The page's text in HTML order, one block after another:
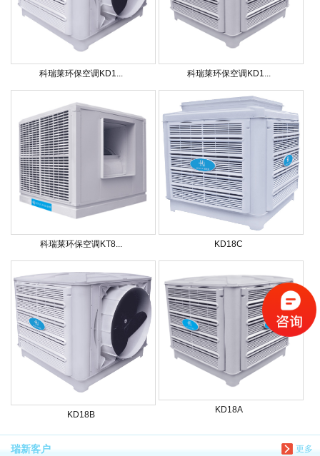
科瑞莱环保空调KD1... 科瑞莱环保空调KD1...
科瑞莱环保空调KT8... KD18C
KD18B KD18A
更多
瑞新客户